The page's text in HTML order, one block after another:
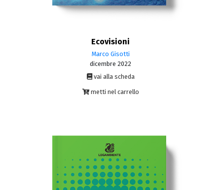
Ecovisioni
Marco Gisotti
dicembre 2022
vai alla scheda
metti nel carrello